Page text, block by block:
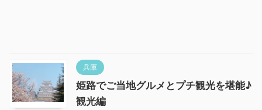
兵庫
姫路でご当地グルメとプチ観光を堪能♪
観光編